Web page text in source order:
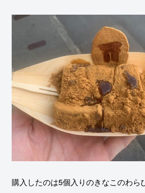
購入したのは5個入りのきなこのわら